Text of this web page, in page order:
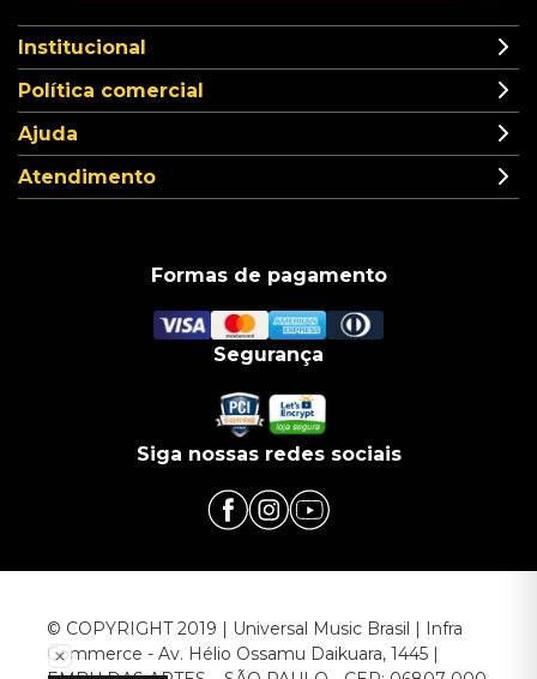
Institucional
Política comercial
Ajuda
Atendimento
Formas de pagamento
Segurança
Siga nossas redes sociais
© COPYRIGHT 2019 | Universal Music Brasil | Infra
Commerce - Av. Hélio Ossamu Daikuara, 1445 |